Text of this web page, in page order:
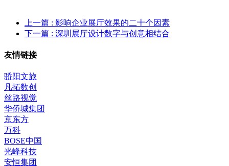
上一篇 : 影响企业展厅效果的二十个因素
下一篇 : 深圳展厅设计数字与创意相结合
友情链接
骄阳文旅
凡拓数创
丝路视觉
华侨城集团
京东方
万科
BOSE中国
光峰科技
安恒集团